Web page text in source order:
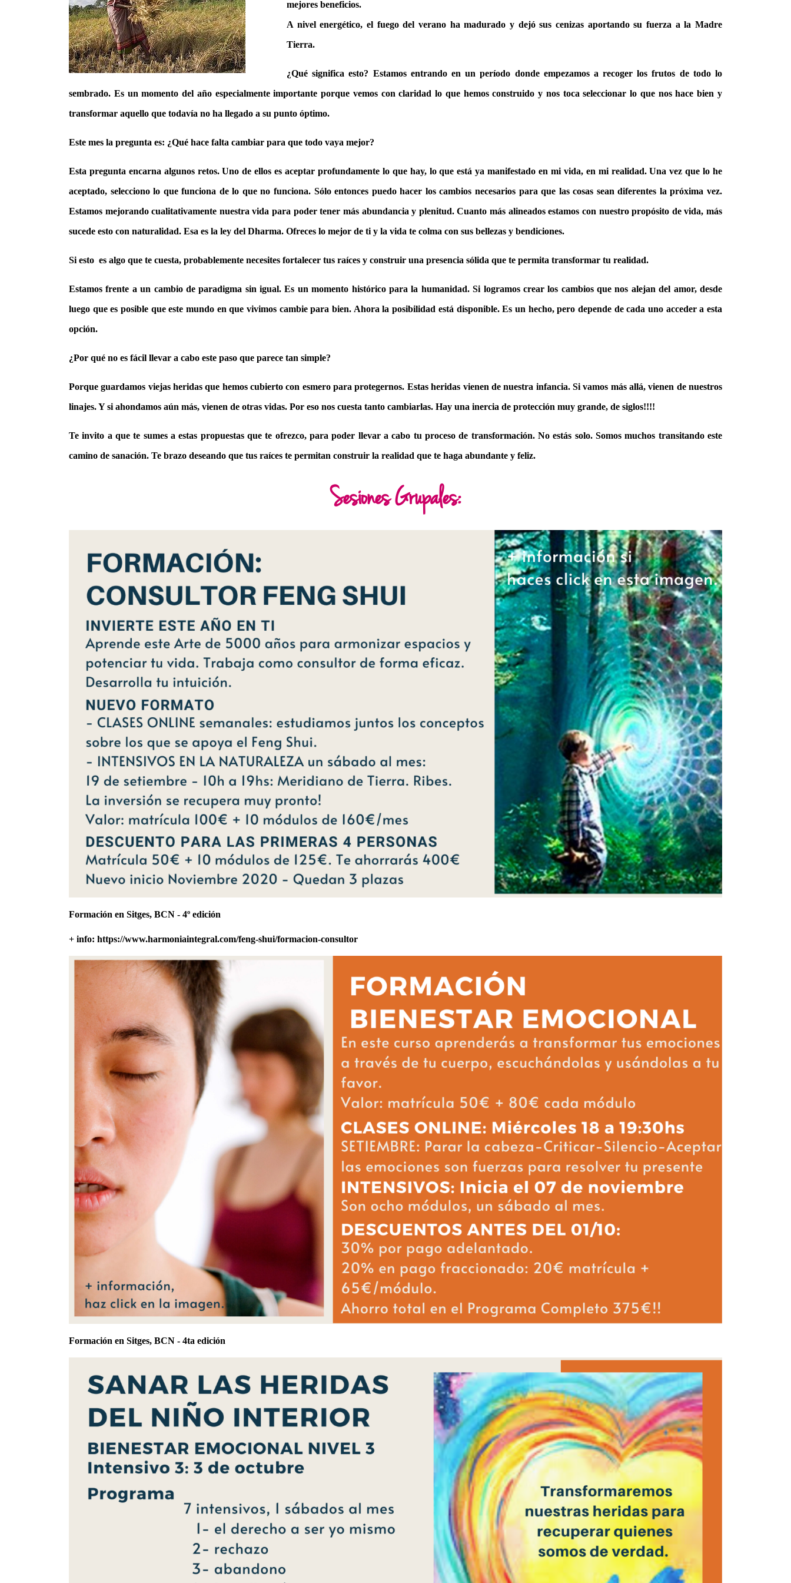
mejores beneficios.
A nivel energético, el fuego del verano ha madurado y dejó sus cenizas aportando su fuerza a la Madre
Tierra.
¿Qué significa esto? Estamos entrando en un período donde empezamos a recoger los frutos de todo lo
sembrado. Es un momento del año especialmente importante porque vemos con claridad lo que hemos construido y nos toca seleccionar lo que nos hace bien y
transformar aquello que todavía no ha llegado a su punto óptimo.
Este mes la pregunta es: ¿Qué hace falta cambiar para que todo vaya mejor?
Esta pregunta encarna algunos retos. Uno de ellos es aceptar profundamente lo que hay, lo que está ya manifestado en mi vida, en mi realidad. Una vez que lo he
aceptado, selecciono lo que funciona de lo que no funciona. Sólo entonces puedo hacer los cambios necesarios para que las cosas sean diferentes la próxima vez.
Estamos mejorando cualitativamente nuestra vida para poder tener más abundancia y plenitud. Cuanto más alineados estamos con nuestro propósito de vida, más
sucede esto con naturalidad. Esa es la ley del Dharma. Ofreces lo mejor de ti y la vida te colma con sus bellezas y bendiciones.
Si esto es algo que te cuesta, probablemente necesites fortalecer tus raíces y construir una presencia sólida que te permita transformar tu realidad.
Estamos frente a un cambio de paradigma sin igual. Es un momento histórico para la humanidad. Si logramos crear los cambios que nos alejan del amor, desde
luego que es posible que este mundo en que vivimos cambie para bien. Ahora la posibilidad está disponible. Es un hecho, pero depende de cada uno acceder a esta
opción.
¿Por qué no es fácil llevar a cabo este paso que parece tan simple?
Porque guardamos viejas heridas que hemos cubierto con esmero para protegernos. Estas heridas vienen de nuestra infancia. Si vamos más allá, vienen de nuestros
linajes. Y si ahondamos aún más, vienen de otras vidas. Por eso nos cuesta tanto cambiarlas. Hay una inercia de protección muy grande, de siglos!!!!
Te invito a que te sumes a estas propuestas que te ofrezco, para poder llevar a cabo tu proceso de transformación. No estás solo. Somos muchos transitando este
camino de sanación. Te brazo deseando que tus raíces te permitan construir la realidad que te haga abundante y feliz.
Sesiones Grupales:
Formación en Sitges, BCN - 4º edición
+ info: https://www.harmoniaintegral.com/feng-shui/formacion-consultor
Formación en Sitges, BCN - 4ta edición